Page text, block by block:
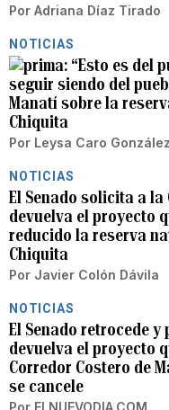
Por Adriana Díaz Tirado
NOTICIAS
“Esto es del
seguir siendo del
Manatí sobre la
Chiquita
Por Leysa Caro González
NOTICIAS
El Senado solicita a la
devuelva el proyecto
reducido la reserva
Chiquita
Por Javier Colón Dávila
NOTICIAS
El Senado retrocede y
devuelva el proyecto
Corredor Costero de
se cancele
Por ELNUEVODIA.COM